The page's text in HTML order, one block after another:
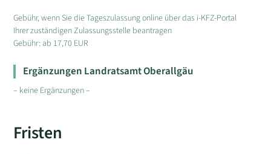
Gebühr, wenn Sie die Tageszulassung online über das i-KFZ-Portal
Ihrer zuständigen Zulassungsstelle beantragen
Gebühr: ab 17,70 EUR
Ergänzungen Landratsamt Oberallgäu
– keine Ergänzungen –
Fristen